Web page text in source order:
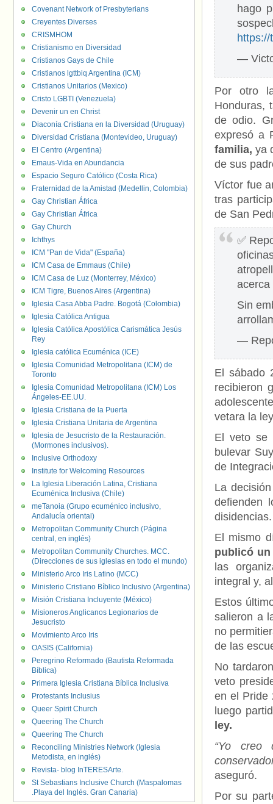
hago
—
Por otro
Honduras,
de odio.
expresó a
familia,ya
de sus
Víctor fue
tras
de San
✅
acerca
Sin
—
El sábado
recibieron
vetara la
El veto se
bulevar
de
La
defienden
disidencias.
El mismo
publicó
las
integral y,
Estos
salieron a
no
de las
No
veto
en el Pride
luego
ley.
“Yo creo
aseguró.
Por su
Covenant Network of Presbyterians
Creyentes Diverses
CRISMHOM
Cristianismo en Diversidad
Cristianos Gays de Chile
Cristianos lgttbiq Argentina (ICM)
Cristianos Unitarios (Mexico)
Cristo LGBTI (Venezuela)
Devenir un en Christ
Diaconía Cristiana en la Diversidad (Uruguay)
Diversidad Cristiana (Montevideo, Uruguay)
El Centro (Argentina)
Emaus-Vida en Abundancia
Espacio Seguro Católico (Costa Rica)
Fraternidad de la Amistad (Medellin, Colombia)
Gay Christian África
Gay Christian África
Gay Church
Ichthys
ICM "Pan de Vida" (España)
ICM Casa de Emmaus (Chile)
ICM Casa de Luz (Monterrey, México)
ICM Tigre, Buenos Aires (Argentina)
Iglesia Casa Abba Padre. Bogotá (Colombia)
Iglesia Católica Antigua
Iglesia Católica Apostólica Carismática Jesús
Rey
Iglesia católica Ecuménica (ICE)
Iglesia Comunidad Metropolitana (ICM) de
Toronto
Iglesia Comunidad Metropolitana (ICM) Los
Ángeles-EE.UU.
Iglesia Cristiana de la Puerta
Iglesia Cristiana Unitaria de Argentina
Iglesia de Jesucristo de la Restauración.
(Mormones inclusivos).
Inclusive Orthodoxy
Institute for Welcoming Resources
La Iglesia Liberación Latina, Cristiana
Ecuménica Inclusiva (Chile)
meTanoia (Grupo ecuménico inclusivo,
Andalucía oriental)
Metropolitan Community Church (Página
central, en inglés)
Metropolitan Community Churches. MCC.
(Direcciones de sus iglesias en todo el mundo)
Ministerio Arco Iris Latino (MCC)
Ministerio Cristiano Bíblico Inclusivo (Argentina)
Misión Cristiana Incluyente (México)
Misioneros Anglicanos Legionarios de
Jesucristo
Movimiento Arco Iris
OASIS (California)
Peregrino Reformado (Bautista Reformada
Bíblica)
Primera Iglesia Cristiana Bíblica Inclusiva
Protestants Inclusius
Queer Spirit Church
Queering The Church
Queering The Church
Reconciling Ministries Network (Iglesia
Metodista, en inglés)
Revista- blog InTERESArte.
St Sebastians Inclusive Church (Maspalomas
.Playa del Inglés. Gran Canaria)